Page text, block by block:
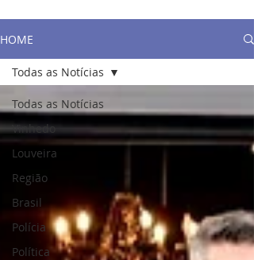
formação acadêmica? R.P.: Sou
gosto muito de música. Toco piano e
violão. Lecionei durante anos em
escolas particulares e, nos últimos
10 anos, trabalhei com crianças na
Prefeitura Municipal de Campinas.
R.F.: Como ingressou no Lions Clube
de Vinhedo? R.P.: Casei-me com
Aniceto Augusto Pires (leonino) há 2
anos. Aposen
HOME
Todas as Notícias
Vinhedo
Louveira
Região
Brasil
Polícia
Política
Todas as Notícias